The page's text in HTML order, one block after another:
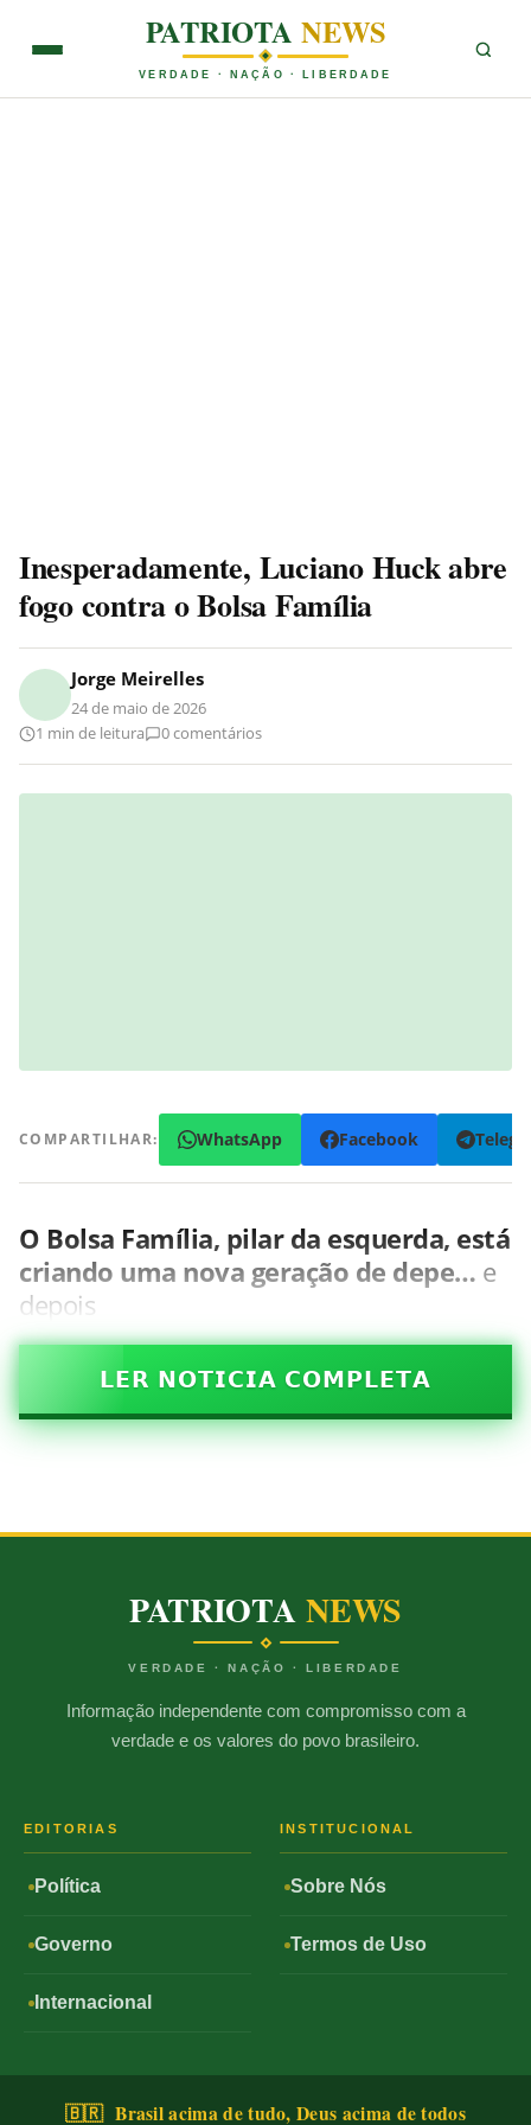
PATRIOTANEWS
VERDADE · NAÇÃO · LIBERDADE
Inesperadamente, Luciano Huck abre
fogo contra o Bolsa Família
Jorge Meirelles
24 de maio de 2026
1 min de leitura
0 comentários
COMPARTILHAR: WhatsApp Facebook
O Bolsa Família, pilar da esquerda, está
criando uma nova geração de depe… e
depois
𝗟𝗘𝗥 𝗡𝗢𝗧𝗜𝗖𝗜𝗔 𝗖𝗢𝗠𝗣𝗟𝗘𝗧𝗔
PATRIOTANEWS
VERDADE · NAÇÃO · LIBERDADE
Informação independente com compromisso com a
verdade e os valores do povo brasileiro.
EDITORIAS
Política
Governo
Internacional
INSTITUCIONAL
Sobre Nós
Termos de Uso
🇧🇷 Brasil acima de tudo, Deus acima de todos